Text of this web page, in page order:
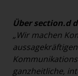
Über section.d
„Wir machen
ganzheitliche,